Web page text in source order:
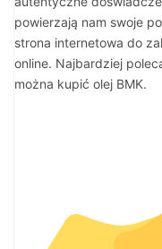
powierzają nam swoje
strona internetowa do
online. Najbardziej
można kupić olej BMK.